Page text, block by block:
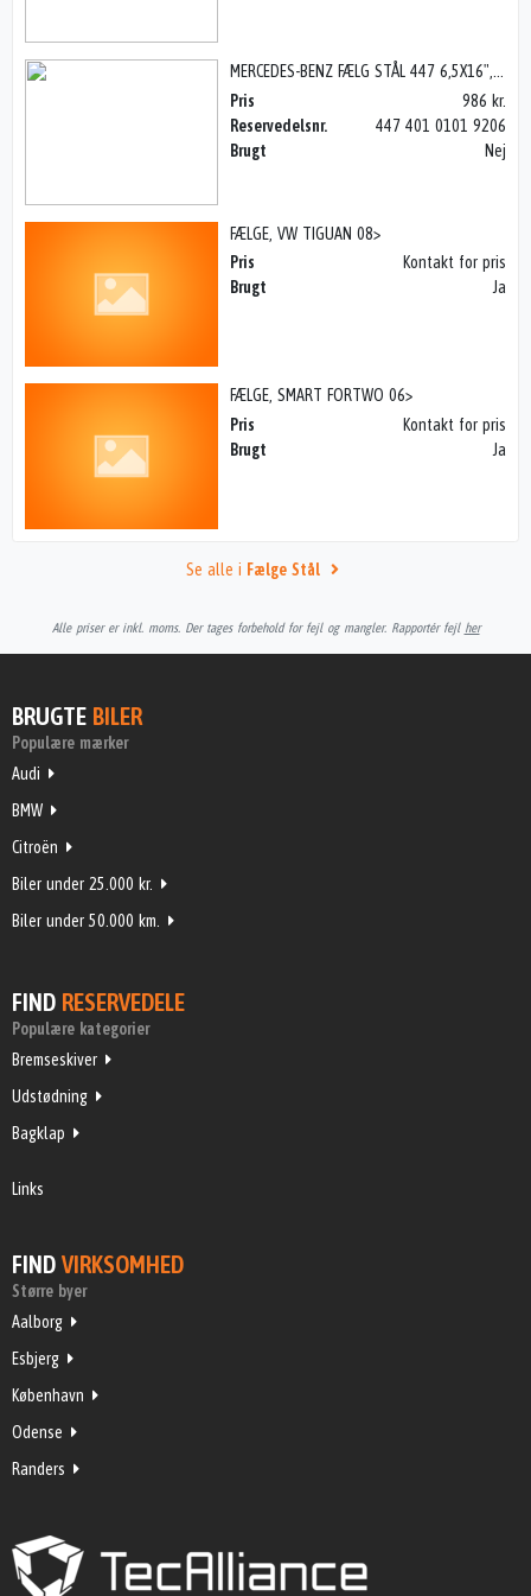
Pris
986 kr.
Reservedelsnr.
447 401 0101 9206
Brugt
Nej
FÆLGE, VW TIGUAN 08>
Pris
Kontakt for pris
Brugt
Ja
FÆLGE, SMART FORTWO 06>
Pris
Kontakt for pris
Brugt
Ja
Se alle i Fælge Stål
Alle priser er inkl. moms. Der tages forbehold for fejl og mangler. Rapportér fejl her
BRUGTE BILER
Populære mærker
Audi
BMW
Citroën
Biler under 25.000 kr.
Biler under 50.000 km.
FIND RESERVEDELE
Populære kategorier
Bremseskiver
Udstødning
Bagklap
Links
FIND VIRKSOMHED
Større byer
Aalborg
Esbjerg
København
Odense
Randers